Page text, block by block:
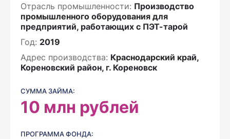
Отрасль промышленности: Производство
промышленного оборудования для
предприятий, работающих с ПЭТ-тарой
Год: 2019
Адрес производства: Краснодарский край,
Кореновский район, г. Кореновск
СУММА ЗАЙМА:
10 млн рублей
ПРОГРАММА ФОНДА: